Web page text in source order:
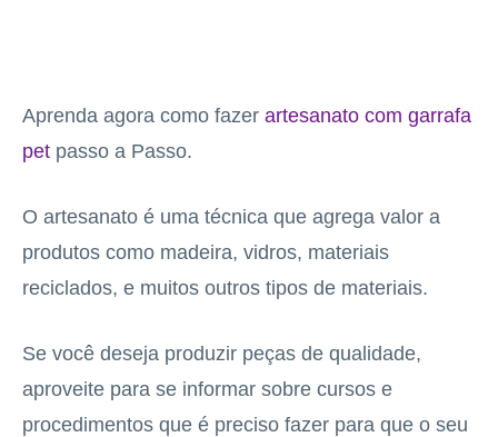
Aprenda agora como fazer artesanato com garrafa
pet passo a Passo.
O artesanato é uma técnica que agrega valor a
produtos como madeira, vidros, materiais
reciclados, e muitos outros tipos de materiais.
Se você deseja produzir peças de qualidade,
aproveite para se informar sobre cursos e
procedimentos que é preciso fazer para que o seu